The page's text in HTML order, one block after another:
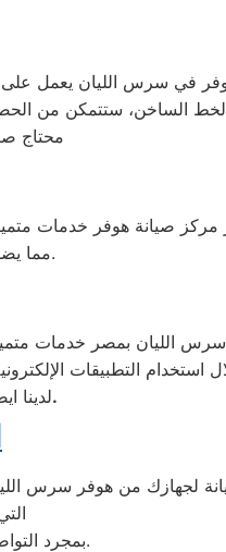
في سرس الليان يعمل على
محتاج
مما يضمن لك إصلاح الأعطال بكفاءة وفعالية والحفاظ على أداء جهازك لفترة طويلة.
الليان بمصر خدمات
لدينا.
لجهازك من هوفر سرس
. بمجرد التواصل معنا، ستحصل على خدمة متميزة تضمن عودة جهازك للعمل بكفاءته القصوى.